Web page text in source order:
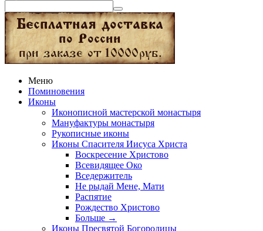
Меню
Поминовения
Иконы
Иконописной мастерской монастыря
Мануфактуры монастыря
Рукописные иконы
Иконы Спасителя Иисуса Христа
Воскресение Христово
Всевидящее Око
Вседержитель
Не рыдай Мене, Мати
Распятие
Рождество Христово
Больше →
Иконы Пресвятой Богородицы